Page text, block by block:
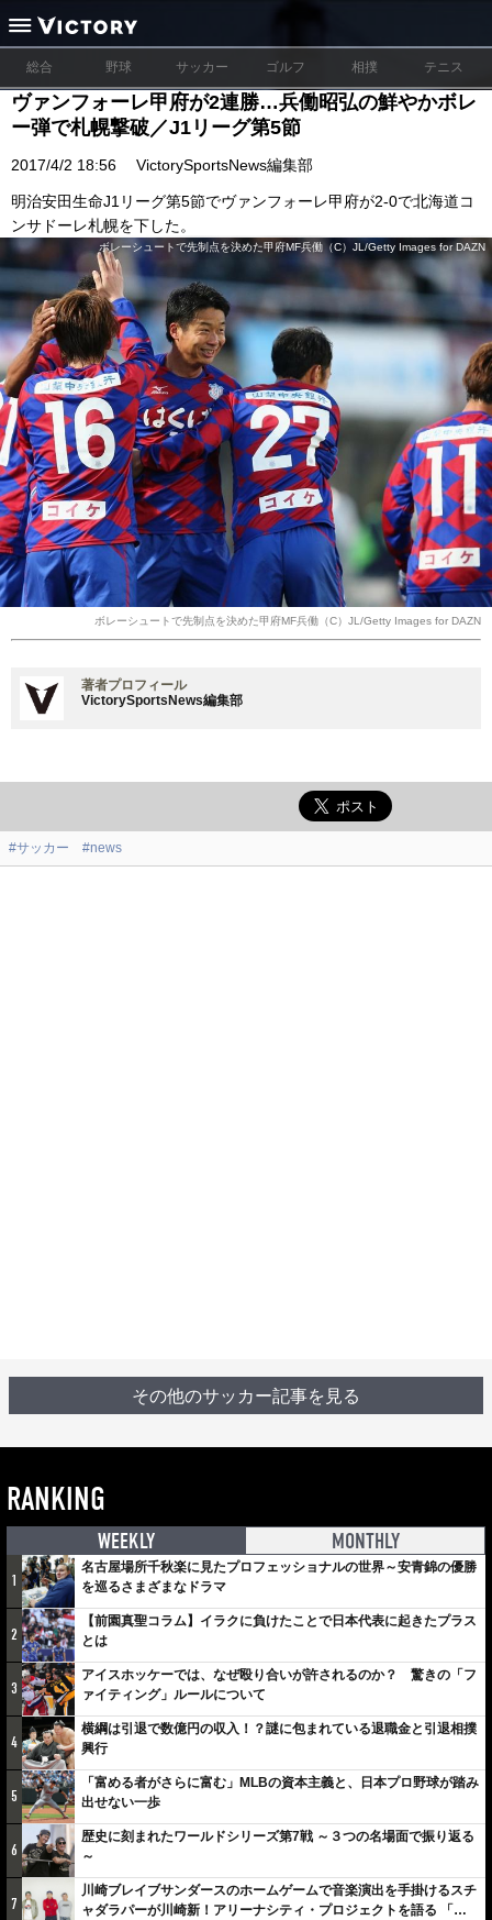
総合 野球 サッカー ゴルフ 相撲 テニス
ヴァンフォーレ甲府が2連勝…兵働昭弘の鮮やかボレ
ー弾で札幌撃破／J1リーグ第5節
2017/4/2 18:56 VictorySportsNews編集部
明治安田生命J1リーグ第5節でヴァンフォーレ甲府が2-0で北海道コ
ンサドーレ札幌を下した。
ボレーシュートで先制点を決めた甲府MF兵働（C）JL/Getty Images for DAZN
ボレーシュートで先制点を決めた甲府MF兵働（C）JL/Getty Images for DAZN
著者プロフィール
VictorySportsNews編集部
#サッカー #news
その他のサッカー記事を見る
RANKING
WEEKLY MONTHLY
1
名古屋場所千秋楽に見たプロフェッショナルの世界～安青錦の優勝
を巡るさまざまなドラマ
2
【前園真聖コラム】イラクに負けたことで日本代表に起きたプラス
とは
3
アイスホッケーでは、なぜ殴り合いが許されるのか？ 驚きの「フ
ァイティング」ルールについて
4
横綱は引退で数億円の収入！？謎に包まれている退職金と引退相撲
興行
5
「富める者がさらに富む」MLBの資本主義と、日本プロ野球が踏み
出せない一歩
6
歴史に刻まれたワールドシリーズ第7戦 ～３つの名場面で振り返る
～
7
川崎ブレイブサンダースのホームゲームで音楽演出を手掛けるスチ
ャダラパーが川崎新！アリーナシティ・プロジェクトを語る 「楽